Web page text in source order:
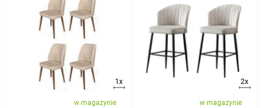
1x
w magazynie
2x
w magazynie